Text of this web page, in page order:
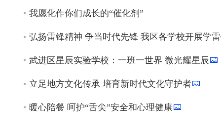
我愿化作你们成长的“催化剂”
弘扬雷锋精神 争当时代先锋 我区各学校开展学
武进区星辰实验学校：一班一世界 微光耀星辰
立足地方文化传承 培育新时代文化守护者
暖心陪餐 呵护“舌尖”安全和心理健康